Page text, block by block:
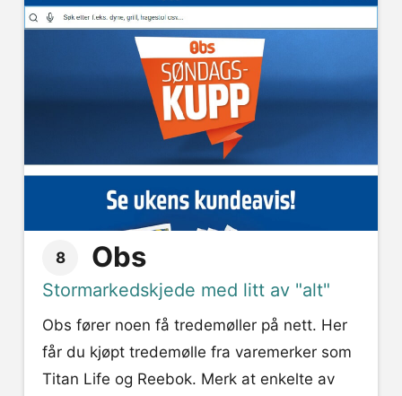
8 Obs
Stormarkedskjede med litt av "alt"
Obs fører noen få tredemøller på nett. Her
får du kjøpt tredemølle fra varemerker som
Titan Life og Reebok. Merk at enkelte av